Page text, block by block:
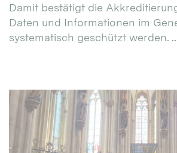
Damit bestätigt die
Daten und Informationen im
systematisch geschützt werden.